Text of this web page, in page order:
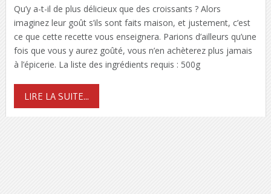
Qu’y a-t-il de plus délicieux que des croissants ? Alors
imaginez leur goût s’ils sont faits maison, et justement, c’est
ce que cette recette vous enseignera. Parions d’ailleurs qu’une
fois que vous y aurez goûté, vous n’en achèterez plus jamais
à l’épicerie. La liste des ingrédients requis : 500g
LIRE LA SUITE...